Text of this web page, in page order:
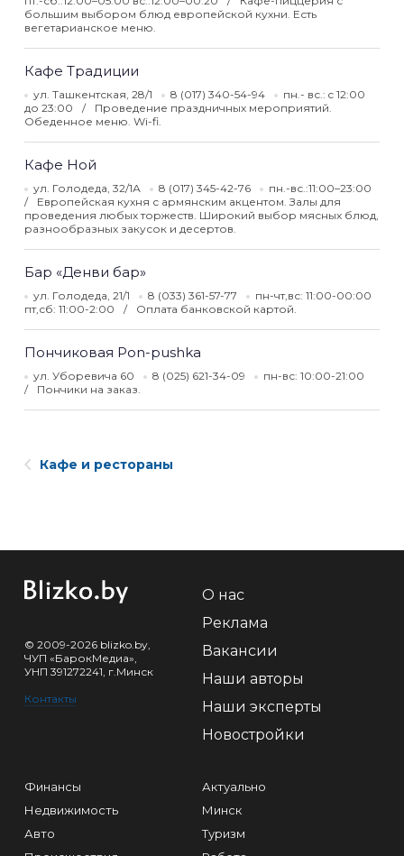
большим выбором блюд европейской кухни. Есть
вегетарианское меню.
Кафе Традиции
ул. Ташкентская, 28/1 8 (017) 340-54-94
пн.- вс.: c 12:00
до 23:00
Проведение праздничных мероприятий.
Обеденное меню. Wi-fi.
Кафе Ной
ул. Голодеда, 32/1А 8 (017) 345-42-76
пн.-вс.:11:00–23:00
Европейская кухня с армянским акцентом. Залы для
проведения любых торжеств. Широкий выбор мясных блюд,
разнообразных закусок и десертов.
Бар «Денви бар»
ул. Голодеда, 21/1 8 (033) 361-57-77
пн-чт,вс: 11:00-00:00
пт,сб: 11:00-2:00
Оплата банковской картой.
Пончиковая Pon-pushka
ул. Уборевича 60 8 (025) 621-34-09
пн-вс: 10:00-21:00
Пончики на заказ.
Кафе и рестораны
© 2009-2026 blizko.by,
ЧУП «БарокМедиа»,
УНП 391272241, г.Минск
Контакты
О нас
Реклама
Вакансии
Наши авторы
Наши эксперты
Новостройки
Финансы
Недвижимость
Авто
Актуально
Минск
Туризм